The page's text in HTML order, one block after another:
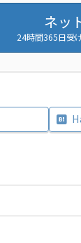
ネッ
24時間365日受